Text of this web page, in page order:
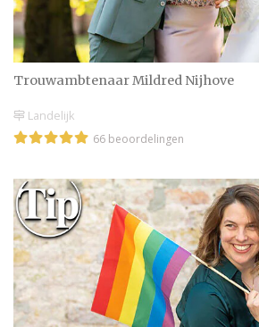
Trouwambtenaar Mildred Nijhove
Landelijk
66 beoordelingen